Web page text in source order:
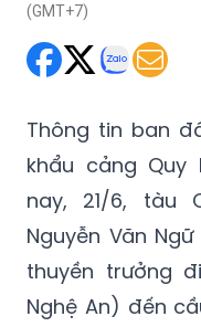
(GMT+7)
Thông tin ban
khẩu cảng Quy
nay, 21/6, tàu
Nguyễn Văn
thuyền trưởng
Nghệ An) đến